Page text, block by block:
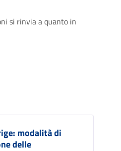
si rinvia a quanto in
modalità di
delle